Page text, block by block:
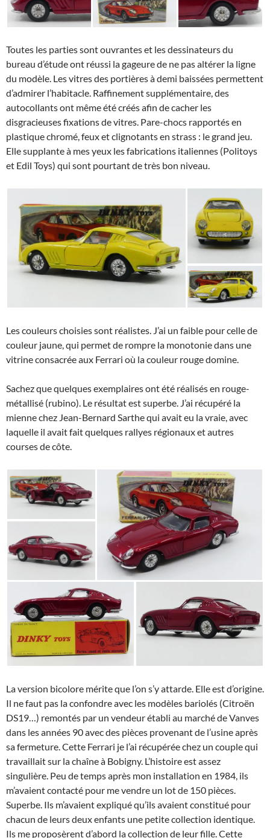
Toutes les parties sont ouvrantes et les dessinateurs du
bureau d’étude ont réussi la gageure de ne pas altérer la ligne
du modèle. Les vitres des portières à demi baissées permettent
d’admirer l’habitacle. Raffinement supplémentaire, des
autocollants ont même été créés afin de cacher les
disgracieuses fixations de vitres. Pare-chocs rapportés en
plastique chromé, feux et clignotants en strass : le grand jeu.
Elle supplante à mes yeux les fabrications italiennes (Politoys
et Edil Toys) qui sont pourtant de très bon niveau.
Les couleurs choisies sont réalistes. J’ai un faible pour celle de
couleur jaune, qui permet de rompre la monotonie dans une
vitrine consacrée aux Ferrari où la couleur rouge domine.
Sachez que quelques exemplaires ont été réalisés en rouge-
métallisé (rubino). Le résultat est superbe. J’ai récupéré la
mienne chez Jean-Bernard Sarthe qui avait eu la vraie, avec
laquelle il avait fait quelques rallyes régionaux et autres
courses de côte.
La version bicolore mérite que l’on s’y attarde. Elle est d’origine.
Il ne faut pas la confondre avec les modèles bariolés (Citroën
DS19…) remontés par un vendeur établi au marché de Vanves
dans les années 90 avec des pièces provenant de l’usine après
sa fermeture. Cette Ferrari je l’ai récupérée chez un couple qui
travaillait sur la chaîne à Bobigny. L’histoire est assez
singulière. Peu de temps après mon installation en 1984, ils
m’avaient contacté pour me vendre un lot de 150 pièces.
Superbe. Ils m’avaient expliqué qu’ils avaient constitué pour
chacun de leurs deux enfants une petite collection identique.
Ils me proposèrent d’abord la collection de leur fille. Cette